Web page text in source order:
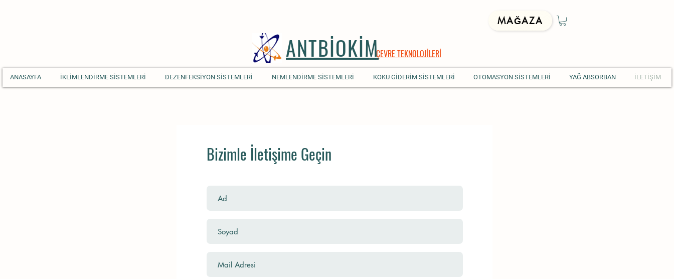
ANASAYFA İKLİMLENDİRME SİSTEMLERİ DEZENFEKSİYON SİSTEMLERİ NEMLENDİRME SİSTEMLERİ KOKU GİDERİM SİSTEMLERİ OTOMASYON SİSTEMLERİ YAĞ ABSORBAN İLETİŞİM
MAĞAZA
ÇEVRE TEKNOLOJİLERİ
ANTBİOKİM
Bizimle İletişime Geçin